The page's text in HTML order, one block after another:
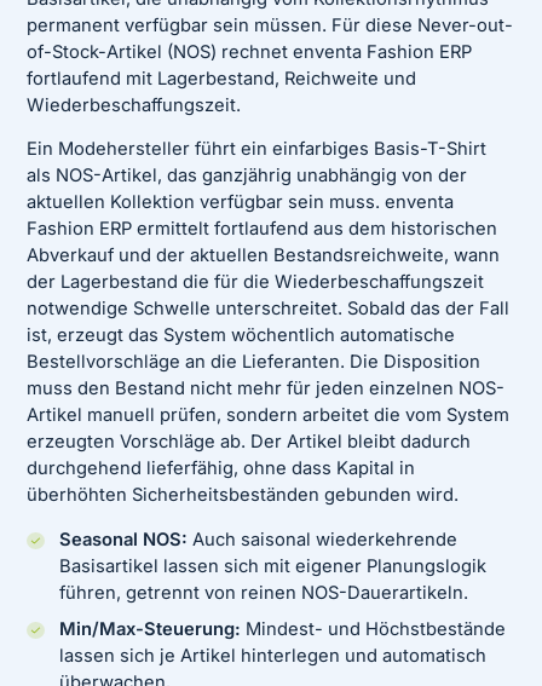
permanent verfügbar sein müssen. Für diese Never-out-
of-Stock-Artikel (NOS) rechnet enventa Fashion ERP
fortlaufend mit Lagerbestand, Reichweite und
Wiederbeschaffungszeit.
Ein Modehersteller führt ein einfarbiges Basis-T-Shirt
als NOS-Artikel, das ganzjährig unabhängig von der
aktuellen Kollektion verfügbar sein muss. enventa
Fashion ERP ermittelt fortlaufend aus dem historischen
Abverkauf und der aktuellen Bestandsreichweite, wann
der Lagerbestand die für die Wiederbeschaffungszeit
notwendige Schwelle unterschreitet. Sobald das der Fall
ist, erzeugt das System wöchentlich automatische
Bestellvorschläge an die Lieferanten. Die Disposition
muss den Bestand nicht mehr für jeden einzelnen NOS-
Artikel manuell prüfen, sondern arbeitet die vom System
erzeugten Vorschläge ab. Der Artikel bleibt dadurch
durchgehend lieferfähig, ohne dass Kapital in
überhöhten Sicherheitsbeständen gebunden wird.
Seasonal NOS: Auch saisonal wiederkehrende
Basisartikel lassen sich mit eigener Planungslogik
führen, getrennt von reinen NOS-Dauerartikeln.
Min/Max-Steuerung: Mindest- und Höchstbestände
lassen sich je Artikel hinterlegen und automatisch